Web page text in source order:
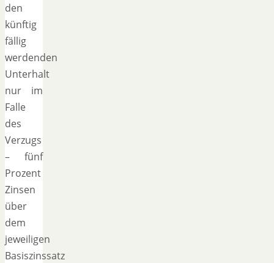
den
künftig
fällig
werdenden
Unterhalt
nur im
Falle
des
Verzugs
– fünf
Prozent
Zinsen
über
dem
jeweiligen
Basiszinssatz